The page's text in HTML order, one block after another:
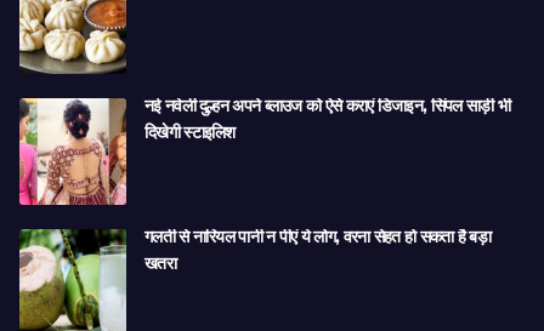
नई नवेली दुल्हन अपने ब्लाउज को ऐसे कराएं डिजाइन, सिंपल साड़ी भी
दिखेगी स्टाइलिश
गलती से नारियल पानी न पीएं ये लोग, वरना सेहत हो सकता है बड़ा
खतरा